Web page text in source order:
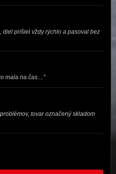
diel prišiel vždy rýchlo a pasoval bez
mala na čas...."
tovar označený skladom